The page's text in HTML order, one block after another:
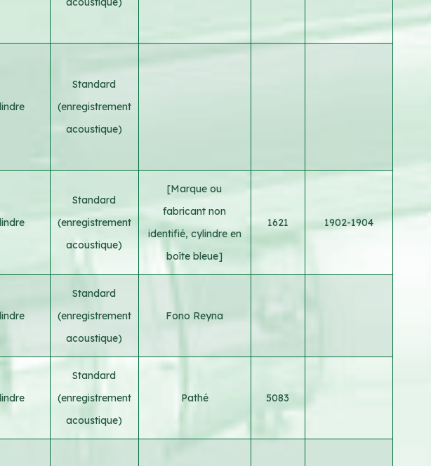
Standard
(enregistrement
acoustique)
Standard
(enregistrement
acoustique)
[Marque ou
fabricant non
identifié, cylindre en
boîte bleue]
1621 1902-1904
Standard
(enregistrement
acoustique)
Fono Reyna
Standard
(enregistrement
acoustique)
Pathé 5083